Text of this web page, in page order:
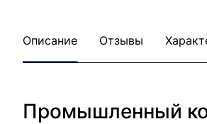
Описание Отзывы
Промышленный